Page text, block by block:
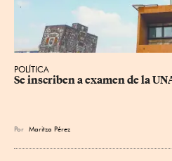
POLÍTICA
Se inscriben a examen de la
Por Maritza Pérez